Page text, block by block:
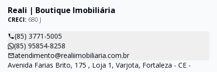
Reali | Boutique Imobiliária
CRECI: 680 J
(85) 3771-5005
(85) 95854-8258
atendimento@realiimobiliaria.com.br
Avenida Farias Brito, 175 , Loja 1, Varjota, Fortaleza - CE -